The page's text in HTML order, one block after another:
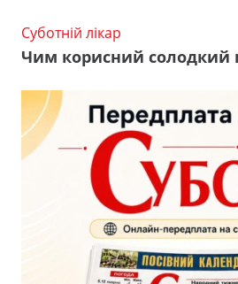
Суботній лікар
Чим корисний солодкий